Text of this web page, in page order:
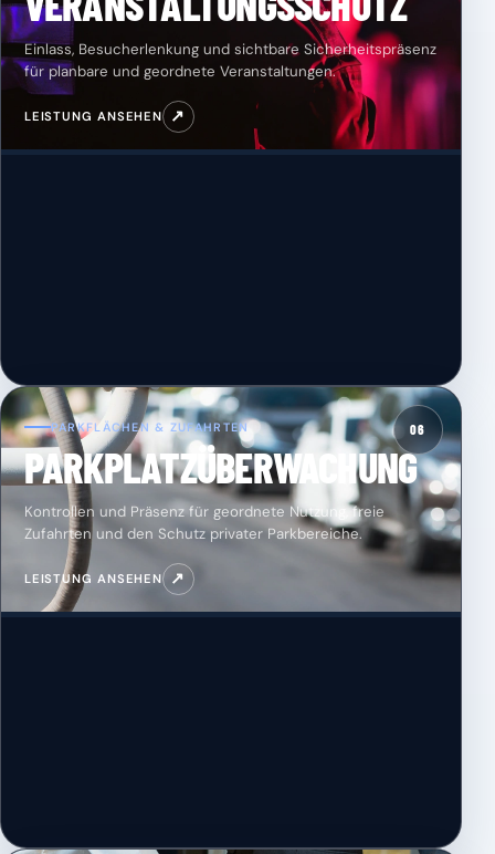
Einlass, Besucherlenkung und sichtbare Sicherheitspräsenz
für planbare und geordnete Veranstaltungen.
LEISTUNG ANSEHEN ↗
06
PARKFLÄCHEN & ZUFAHRTEN
PARKPLATZÜBERWACHUNG
Kontrollen und Präsenz für geordnete Nutzung, freie
Zufahrten und den Schutz privater Parkbereiche.
LEISTUNG ANSEHEN ↗